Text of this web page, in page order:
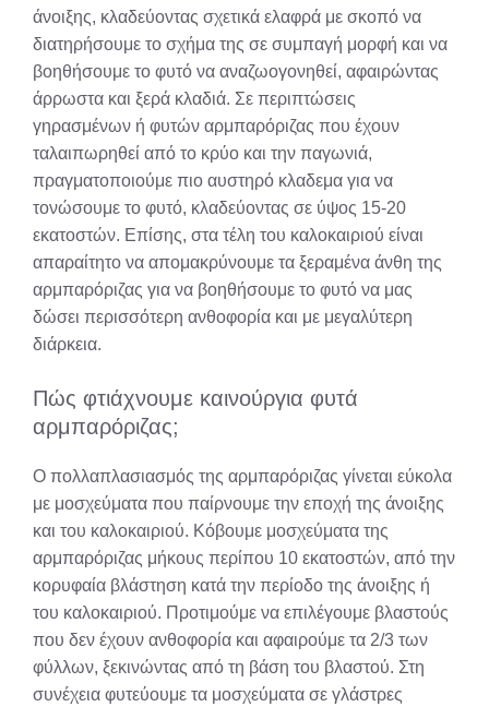
άνοιξης, κλαδεύοντας σχετικά ελαφρά με σκοπό να
διατηρήσουμε το σχήμα της σε συμπαγή μορφή και να
βοηθήσουμε το φυτό να αναζωογονηθεί, αφαιρώντας
άρρωστα και ξερά κλαδιά. Σε περιπτώσεις
γηρασμένων ή φυτών αρμπαρόριζας που έχουν
ταλαιπωρηθεί από το κρύο και την παγωνιά,
πραγματοποιούμε πιο αυστηρό κλαδεμα για να
τονώσουμε το φυτό, κλαδεύοντας σε ύψος 15-20
εκατοστών. Επίσης, στα τέλη του καλοκαιριού είναι
απαραίτητο να απομακρύνουμε τα ξεραμένα άνθη της
αρμπαρόριζας για να βοηθήσουμε το φυτό να μας
δώσει περισσότερη ανθοφορία και με μεγαλύτερη
διάρκεια.
Πώς φτιάχνουμε καινούργια φυτά
αρμπαρόριζας;
Ο πολλαπλασιασμός της αρμπαρόριζας γίνεται εύκολα
με μοσχεύματα που παίρνουμε την εποχή της άνοιξης
και του καλοκαιριού. Κόβουμε μοσχεύματα της
αρμπαρόριζας μήκους περίπου 10 εκατοστών, από την
κορυφαία βλάστηση κατά την περίοδο της άνοιξης ή
του καλοκαιριού. Προτιμούμε να επιλέγουμε βλαστούς
που δεν έχουν ανθοφορία και αφαιρούμε τα 2/3 των
φύλλων, ξεκινώντας από τη βάση του βλαστού. Στη
συνέχεια φυτεύουμε τα μοσχεύματα σε γλάστρες